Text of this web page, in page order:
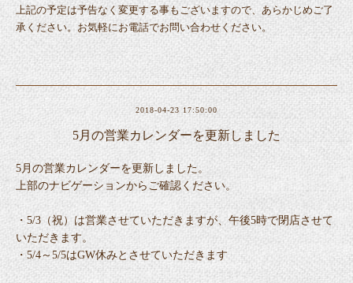
上記の予定は予告なく変更する事もございますので、あらかじめご了
承ください。お気軽にお電話でお問い合わせください。
2018-04-23 17:50:00
5月の営業カレンダーを更新しました
5月の営業カレンダーを更新しました。
上部のナビゲーションからご確認ください。
・5/3（祝）は営業させていただきますが、午後5時で閉店させて
いただきます。
・5/4～5/5はGW休みとさせていただきます